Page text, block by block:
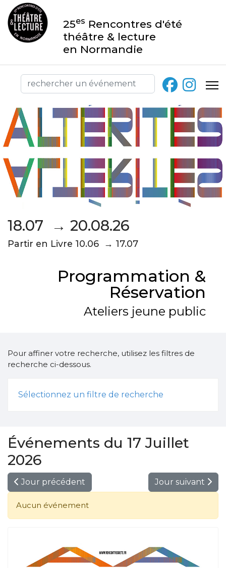
25es Rencontres d'été
théâtre & lecture
en Normandie
18.07 → 20.08.26
Partir en Livre 10.06 → 17.07
Programmation &
Réservation
Ateliers jeune public
Pour affiner votre recherche, utilisez les filtres de
recherche ci-dessous.
Sélectionnez un filtre de recherche
Événements du 17 Juillet
2026
Jour précédent Jour suivant
Aucun événement